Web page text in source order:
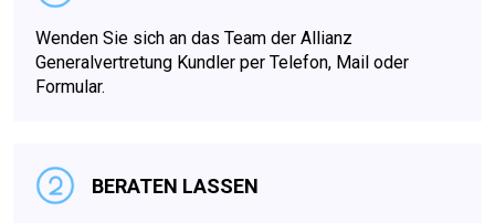
Wenden Sie sich an das Team der Allianz
Generalvertretung Kundler per Telefon, Mail oder
Formular.
BERATEN LASSEN